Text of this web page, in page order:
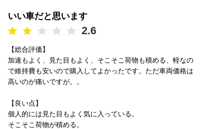
いい車だと思います
2.6
【総合評価】
加速もよく、見た目もよく、そこそこ荷物も積める、軽なの
で維持費も安いので購入してよかったです。ただ車両価格は
高いのが痛いですが。。
【良い点】
個人的には見た目もよく気に入っている。
そこそこ荷物が積める。